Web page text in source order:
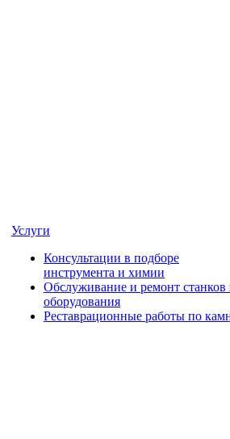
Услуги
Консультации в подборе
инструмента и химии
Обслуживание и ремонт станков
оборудования
Реставрационные работы по